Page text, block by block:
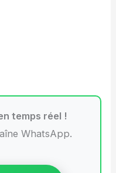
temps réel !
WhatsApp.